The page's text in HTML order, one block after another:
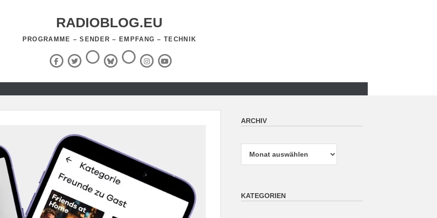
RADIOBLOG.EU
PROGRAMME – SENDER – EMPFANG – TECHNIK
Facebook
X
(Twitter)
ThreadsBlueSky
RSS-
Feed InstagramYouTube
ARCHIV
KATEGORIEN